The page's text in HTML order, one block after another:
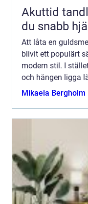
Akuttid
du snabb
Att låta en
blivit ett populärt
modern stil. I
och hängen ligga
Mikaela Bergholm